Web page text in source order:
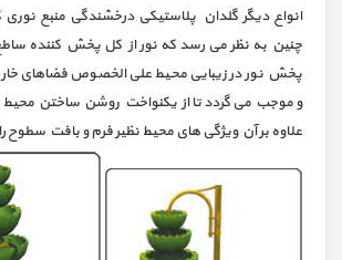
انواع دیگر گلدان پلاستیکی درخشندگی منبع
چنین به نظر می رسد که نور از کل پخش کننده
پخش نور در زیبایی محیط علی الخصوص فضاهای
و موجب می گردد تا از یکنواخت روشن ساختن محیط
علاوه بر آن ویژگی های محیط نظیر فرم و بافت